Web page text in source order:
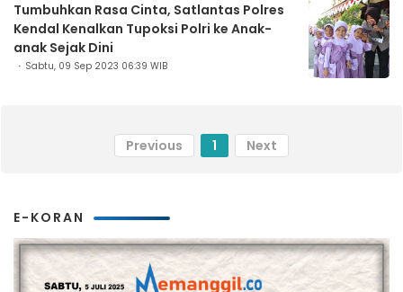
Tumbuhkan Rasa Cinta, Satlantas Polres
Kendal Kenalkan Tupoksi Polri ke Anak-
anak Sejak Dini
Sabtu, 09 Sep 2023 06:39 WIB
Previous 1 Next
E-KORAN